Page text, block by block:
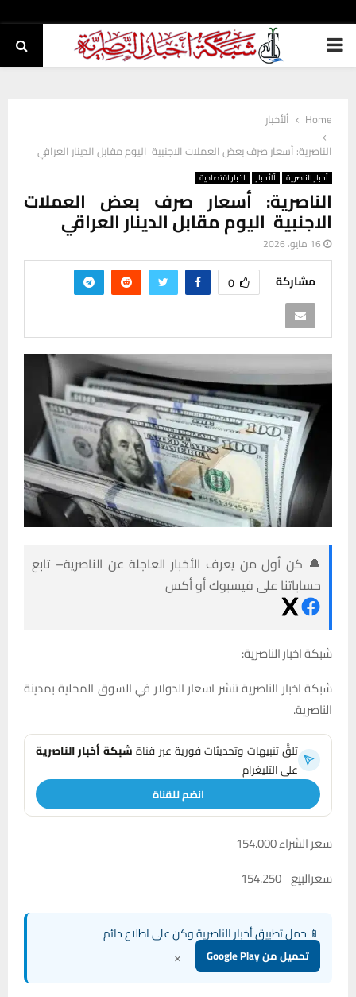
PRIMARY
Home
ألأخبار
الناصرية: أسعار صرف بعض العملات الاجنبية اليوم مقابل الدينار العراقي
أخبار الناصرية ألأخبار اخبار اقتصادية
الناصرية: أسعار صرف بعض العملات
الاجنبية اليوم مقابل الدينار العراقي
16 مايو، 2026
مشاركة 0
🔔 كن أول من يعرف الأخبار العاجلة عن الناصرية– تابع
حساباتنا على فيسبوك أو أكس
شبكة اخبار الناصرية:
شبكة اخبار الناصرية تنشر اسعار الدولار في السوق المحلية بمدينة
الناصرية.
تلقَّ تنبيهات وتحديثات فورية عبر قناةشبكة أخبار الناصرية
على التليغرام
انضم للقناة
سعر الشراء 154.000
سعرالبيع 154.250
📱 حمل تطبيق أخبار الناصرية وكن على اطلاع دائم
تحميل من Google Play ×